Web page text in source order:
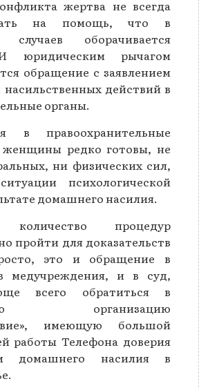
жертва не всегда
на помощь, что в
случаев оборачивается
юридическим рычагом
обращение с заявлением
действий в
органы.
в правоохранительные
редко готовы, не
ни физических сил,
психологической
домашнего насилия.
количество процедур
пройти для доказательств
это и обращение в
и в суд,
всего обратиться в
организацию
имеющую большой
работы Телефона доверия
домашнего насилия в